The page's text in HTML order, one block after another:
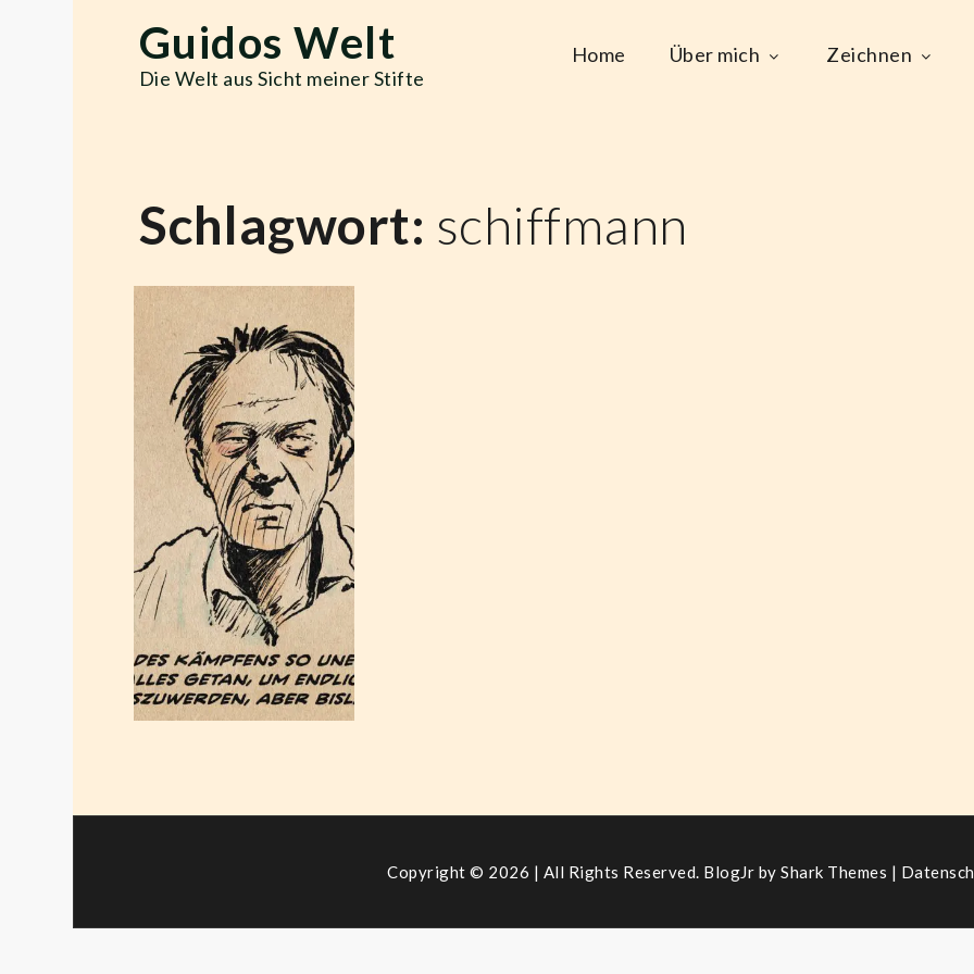
Guidos Welt
Die Welt aus Sicht meiner Stifte
Home Über mich Zeichnen
Schlagwort: schiffmann
Bodo
Schiffmann
des
Kämpfens
müde
Oktober 20,
2020
Copyright © 2026 | All Rights Reserved. BlogJr byShark Themes |